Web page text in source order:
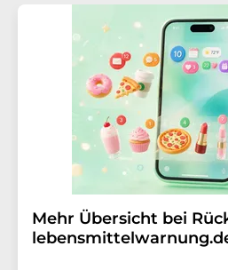
Mehr Übersicht bei